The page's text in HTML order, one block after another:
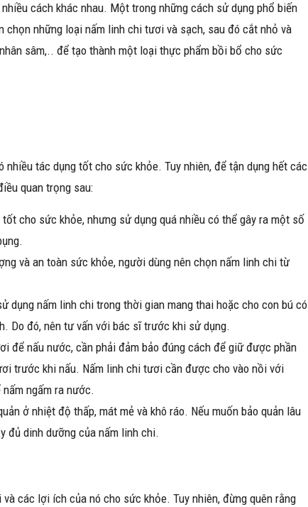
cách khác nhau. Một trong những cách sử dụng phổ biến
những loại nấm linh chi tươi và sạch, sau đó cắt nhỏ và
sâm,.. để tạo thành một loại thực phẩm bồi bổ cho sức
tác dụng tốt cho sức khỏe. Tuy nhiên, để tận dụng hết các
quan trọng sau:
cho sức khỏe, nhưng sử dụng quá nhiều có thể gây ra một số
và an toàn sức khỏe, người dùng nên chọn nấm linh chi từ
dụng nấm linh chi trong thời gian mang thai hoặc cho con bú có
Do đó, nên tư vấn với bác sĩ trước khi sử dụng.
để nấu nước, cần phải đảm bảo đúng cách để giữ được phần
trước khi nấu. Nấm linh chi tươi cần được cho vào nồi với
ngấm ra nước.
ở nhiệt độ thấp, mát mẻ và khô ráo. Nếu muốn bảo quản lâu
đủ dinh dưỡng của nấm linh chi.
các lợi ích của nó cho sức khỏe. Tuy nhiên, đừng quên rằng